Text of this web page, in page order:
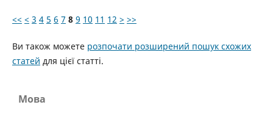
<< < 3 4 5 6 7 8 9 10 11 12 > >>
Ви також можете розпочати розширений пошук схожих
статей для цієї статті.
Мова